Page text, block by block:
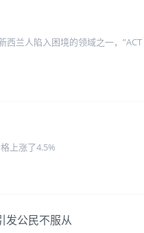
兰人陷入困境的领域之一，
上涨了4.5%
发公民不服从